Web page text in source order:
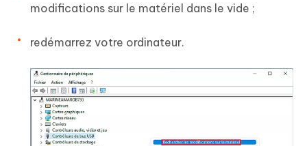
modifications sur le matériel dans le vide ;
redémarrez votre ordinateur.